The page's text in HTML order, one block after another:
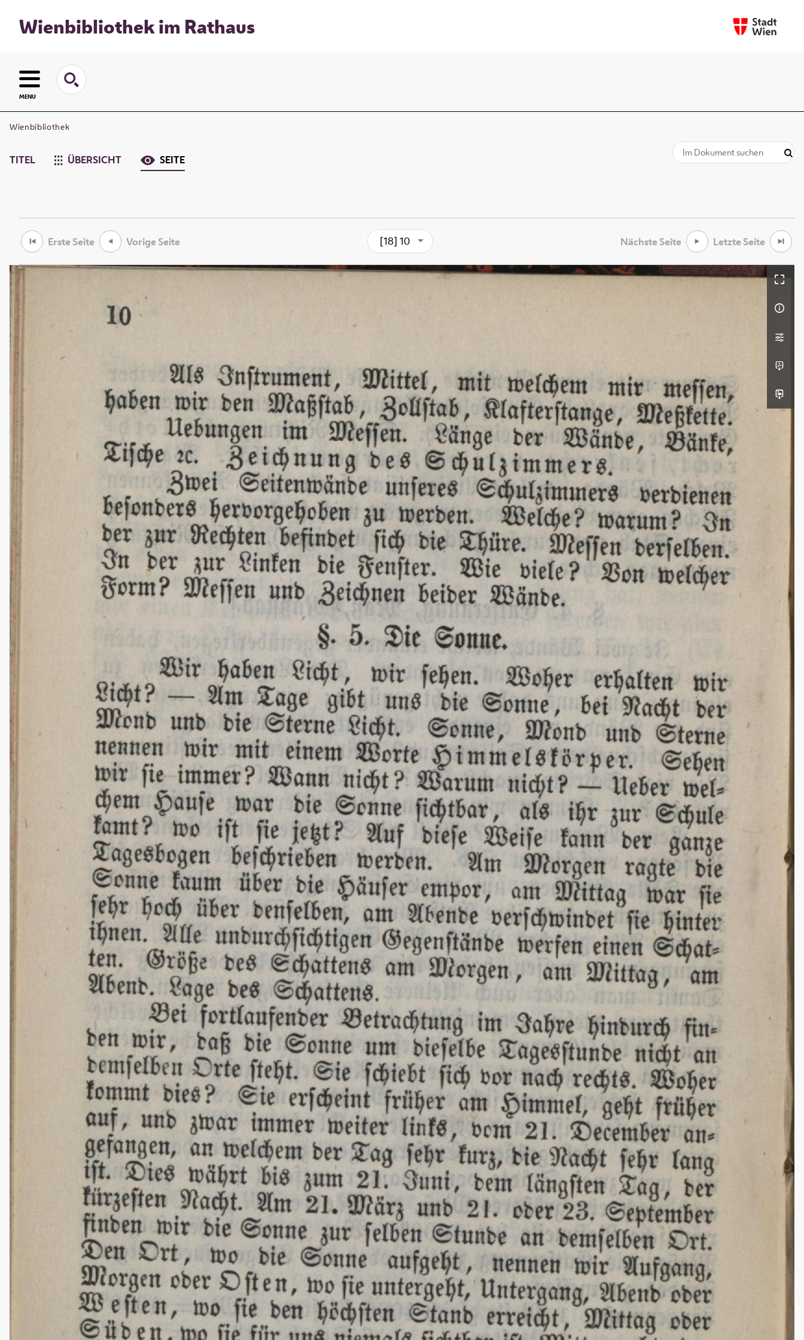
Wienbibliothek im Rathaus
MENU
Wienbibliothek
TITEL ÜBERSICHT SEITE
Erste Seite Vorige Seite [18] 10 Nächste Seite Letzte Seite